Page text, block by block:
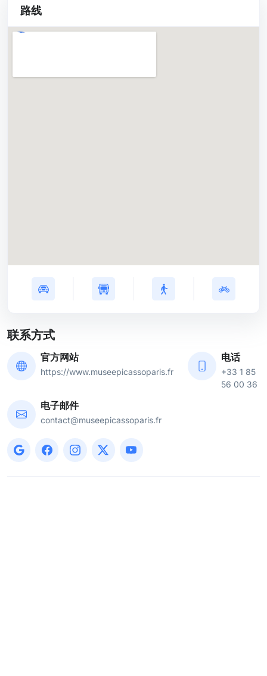
路线
联系方式
官方网站
https://www.museepicassoparis.fr
电话
+33 1 85
56 00 36
电子邮件
contact@museepicassoparis.fr